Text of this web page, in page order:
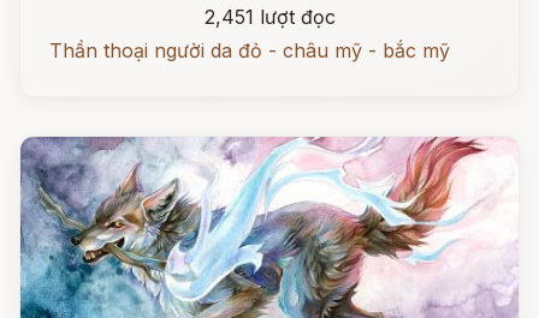
2,451 lượt đọc
Thần thoại người da đỏ - châu mỹ - bắc mỹ